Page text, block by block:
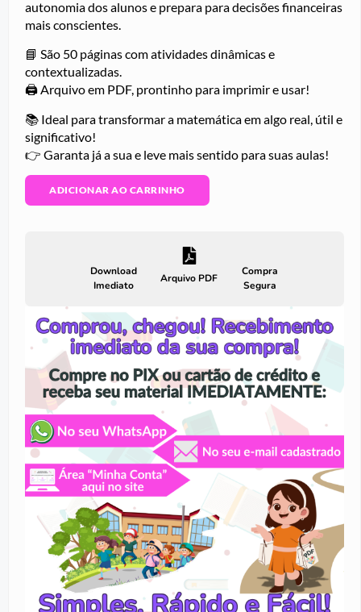
autonomia dos alunos e prepara para decisões financeiras
mais conscientes.
📘 São 50 páginas com atividades dinâmicas e
contextualizadas.
🖨 Arquivo em PDF, prontinho para imprimir e usar!
📚 Ideal para transformar a matemática em algo real, útil e
significativo!
👉 Garanta já a sua e leve mais sentido para suas aulas!
ADICIONAR AO CARRINHO
Download
Imediato
Arquivo PDF
Compra
Segura